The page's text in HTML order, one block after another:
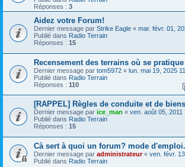
Réponses : 3
Aidez votre Forum!
Dernier message par Strike Eagle « mar. févr. 01,
Publié dans Radio Terrain
Réponses : 15
Recensement des terrains où se
Dernier message par tom5972 « lun. mai 19, 2025
Publié dans Radio Terrain
Réponses : 110
[RAPPEL] Règles de conduite et de
Dernier message par ice_man « ven. août 05, 2011
Publié dans Radio Terrain
Réponses : 15
Cà sert à quoi un forum? mode d'emploi.
Dernier message par administrateur« ven. févr.
Publié dans Radio Terrain